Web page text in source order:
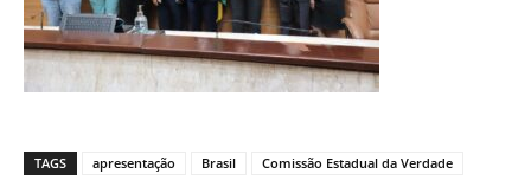
TAGS apresentação Brasil
Comissão Estadual da Verdade